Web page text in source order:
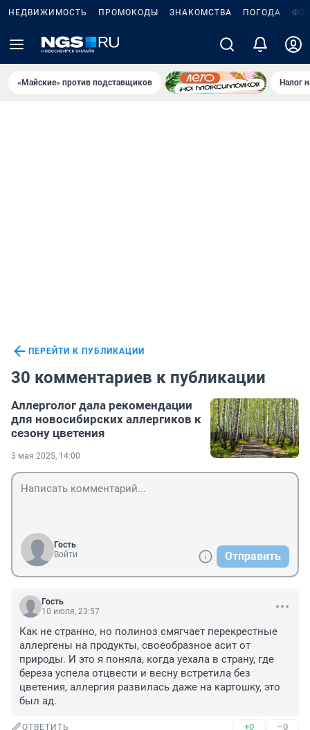
НЕДВИЖИМОСТЬ ПРОМОКОДЫ ЗНАКОМСТВА ПОГОДА
«Майские» против подставщиков Налог
ПЕРЕЙТИ К ПУБЛИКАЦИИ
30 комментариев к публикации
Аллерголог дала рекомендации
для новосибирских аллергиков к
сезону цветения
3 мая 2025, 14:00
Гость
Войти
Отправить
Гость
10 июля, 23:57
Как не странно, но полиноз смягчает перекрестные
аллергены на продукты, своеобразное асит от
природы. И это я поняла, когда уехала в страну, где
береза успела отцвести и весну встретила без
цветения, аллергия развилась даже на картошку, это
был ад.
ОТВЕТИТЬ +0 –0